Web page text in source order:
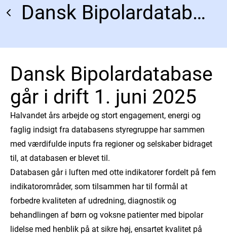
Dansk Bipolardatabase går i drift 1. juni 2025
Dansk Bipolardatabase
går i drift 1. juni 2025
Halvandet års arbejde og stort engagement, energi og
faglig indsigt fra databasens styregruppe har sammen
med værdifulde inputs fra regioner og selskaber bidraget
til, at databasen er blevet til.
Databasen går i luften med otte indikatorer fordelt på fem
indikatorområder, som tilsammen har til formål at
forbedre kvaliteten af udredning, diagnostik og
behandlingen af børn og voksne patienter med bipolar
lidelse med henblik på at sikre høj, ensartet kvalitet på